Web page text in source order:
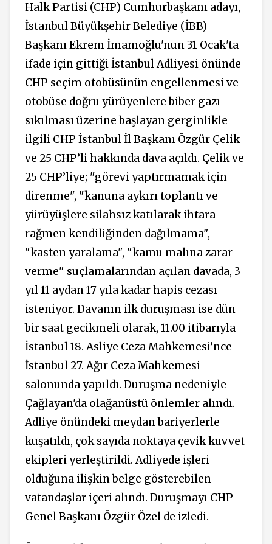
Halk Partisi (CHP) Cumhurbaşkanı adayı,
İstanbul Büyükşehir Belediye (İBB)
Başkanı Ekrem İmamoğlu'nun 31 Ocak'ta
ifade için gittiği İstanbul Adliyesi önünde
CHP seçim otobüsünün engellenmesi ve
otobüse doğru yürüyenlere biber gazı
sıkılması üzerine başlayan gerginlikle
ilgili CHP İstanbul İl Başkanı Özgür Çelik
ve 25 CHP’li hakkında dava açıldı. Çelik ve
25 CHP’liye; "görevi yaptırmamak için
direnme", "kanuna aykırı toplantı ve
yürüyüşlere silahsız katılarak ihtara
rağmen kendiliğinden dağılmama",
"kasten yaralama", "kamu malına zarar
verme" suçlamalarından açılan davada, 3
yıl 11 aydan 17 yıla kadar hapis cezası
isteniyor. Davanın ilk duruşması ise dün
bir saat gecikmeli olarak, 11.00 itibarıyla
İstanbul 18. Asliye Ceza Mahkemesi’nce
İstanbul 27. Ağır Ceza Mahkemesi
salonunda yapıldı. Duruşma nedeniyle
Çağlayan'da olağanüstü önlemler alındı.
Adliye önündeki meydan bariyerlerle
kuşatıldı, çok sayıda noktaya çevik kuvvet
ekipleri yerleştirildi. Adliyede işleri
olduğuna ilişkin belge gösterebilen
vatandaşlar içeri alındı. Duruşmayı CHP
Genel Başkanı Özgür Özel de izledi.